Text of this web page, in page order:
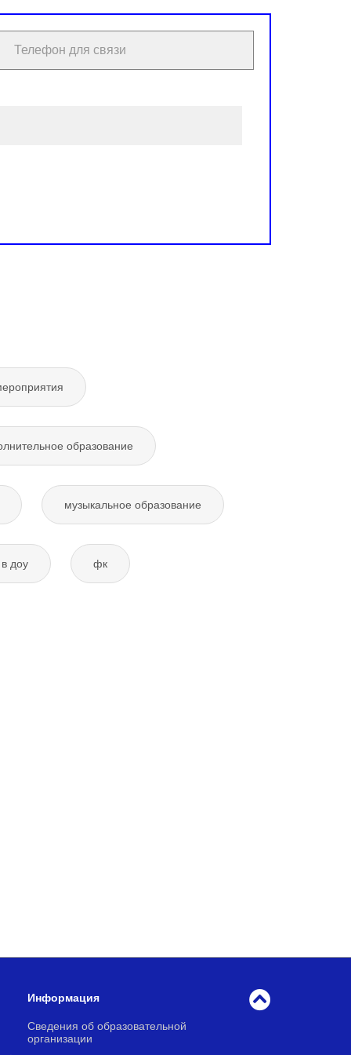
образование
музыкальное образование
доу фк
Информация
Сведения об образовательной
организации